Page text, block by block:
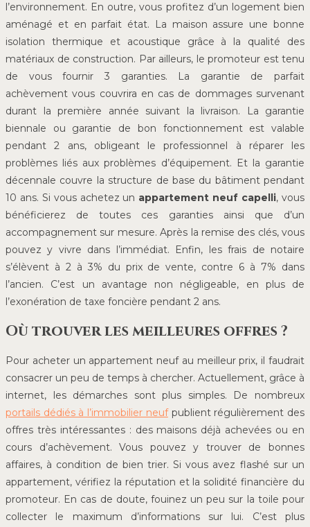
l’environnement. En outre, vous profitez d’un logement bien
aménagé et en parfait état. La maison assure une bonne
isolation thermique et acoustique grâce à la qualité des
matériaux de construction. Par ailleurs, le promoteur est tenu
de vous fournir 3 garanties. La garantie de parfait
achèvement vous couvrira en cas de dommages survenant
durant la première année suivant la livraison. La garantie
biennale ou garantie de bon fonctionnement est valable
pendant 2 ans, obligeant le professionnel à réparer les
problèmes liés aux problèmes d’équipement. Et la garantie
décennale couvre la structure de base du bâtiment pendant
10 ans. Si vous achetez un appartement neuf capelli, vous
bénéficierez de toutes ces garanties ainsi que d’un
accompagnement sur mesure. Après la remise des clés, vous
pouvez y vivre dans l’immédiat. Enfin, les frais de notaire
s’élèvent à 2 à 3% du prix de vente, contre 6 à 7% dans
l’ancien. C’est un avantage non négligeable, en plus de
l’exonération de taxe foncière pendant 2 ans.
Où trouver les meilleures offres ?
Pour acheter un appartement neuf au meilleur prix, il faudrait
consacrer un peu de temps à chercher. Actuellement, grâce à
internet, les démarches sont plus simples. De nombreux
portails dédiés à l’immobilier neufpublient régulièrement des
offres très intéressantes : des maisons déjà achevées ou en
cours d’achèvement. Vous pouvez y trouver de bonnes
affaires, à condition de bien trier. Si vous avez flashé sur un
appartement, vérifiez la réputation et la solidité financière du
promoteur. En cas de doute, fouinez un peu sur la toile pour
collecter le maximum d’informations sur lui. C’est plus